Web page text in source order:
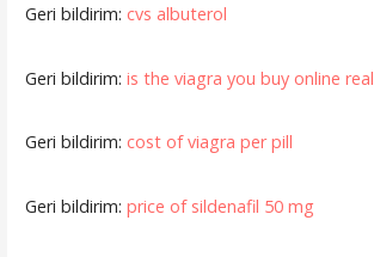
Geri bildirim: cvs albuterol
Geri bildirim: is the viagra you buy online real
Geri bildirim: cost of viagra per pill
Geri bildirim: price of sildenafil 50 mg